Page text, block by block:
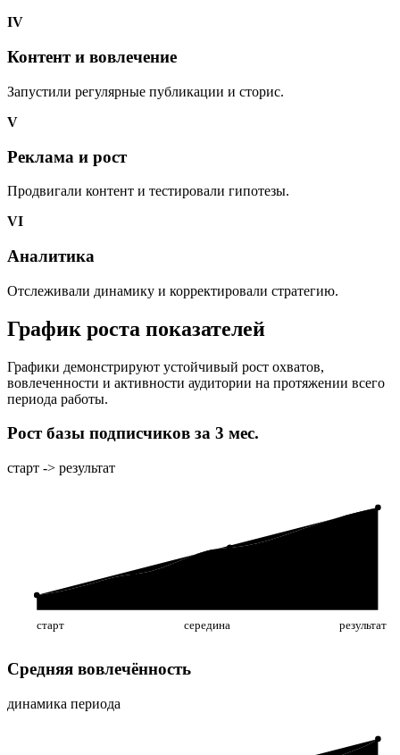
IV
Контент и вовлечение
Запустили регулярные публикации и сторис.
V
Реклама и рост
Продвигали контент и тестировали гипотезы.
VI
Аналитика
Отслеживали динамику и корректировали стратегию.
График роста показателей
Графики демонстрируют устойчивый рост охватов,
вовлеченности и активности аудитории на протяжении всего
периода работы.
Рост базы подписчиков за 3 мес.
старт -> результат
старт середина результат
Средняя вовлечённость
динамика периода